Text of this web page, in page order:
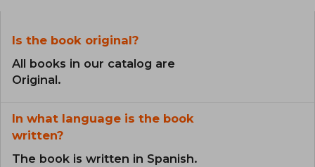
Is the book original?
All books in our catalog are
Original.
In what language is the book
written?
The book is written in Spanish.